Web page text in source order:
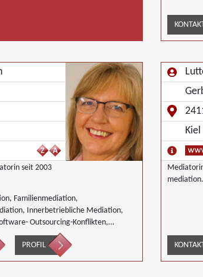
seit 2003
Familienmediation,
Innerbetriebliche Mediation,
Outsourcing-Konflikten,
Mediation in der
von Generationskonflikten,
Mediation im
PROFIL
Kiel